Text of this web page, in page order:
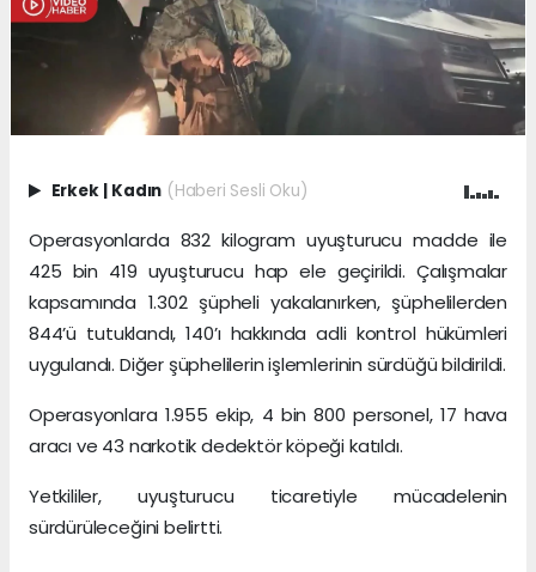
Erkek | Kadın (Haberi Sesli Oku)
Operasyonlarda 832 kilogram uyuşturucu madde ile
425 bin 419 uyuşturucu hap ele geçirildi. Çalışmalar
kapsamında 1.302 şüpheli yakalanırken, şüphelilerden
844’ü tutuklandı, 140’ı hakkında adli kontrol hükümleri
uygulandı. Diğer şüphelilerin işlemlerinin sürdüğü bildirildi.
Operasyonlara 1.955 ekip, 4 bin 800 personel, 17 hava
aracı ve 43 narkotik dedektör köpeği katıldı.
Yetkililer, uyuşturucu ticaretiyle mücadelenin
sürdürüleceğini belirtti.